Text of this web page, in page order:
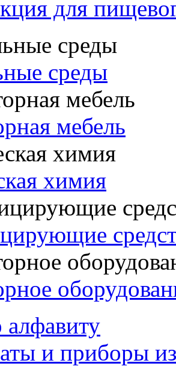
для
среды
мебель
химия
алфавиту
и приборы из